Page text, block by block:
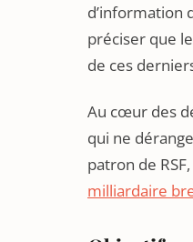
d’information
préciser que
de ces
Au cœur des
qui ne
patron de
milliardaire